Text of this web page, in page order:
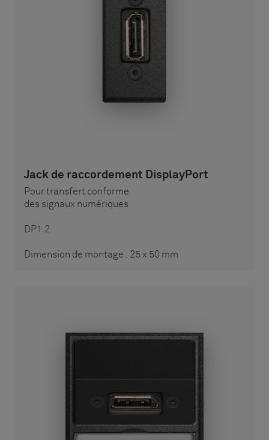
Jack de raccordement DisplayPort
Pour transfert conforme
des signaux numériques
DP1.2
Dimension de montage : 25 x 50 mm